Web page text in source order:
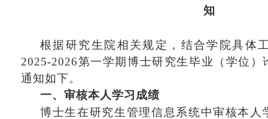
知
根据研究生 院相关规定 ，结合学院具体
2025-2026第一学期博士研究生毕业（学位）
通知如下。
一、审核本人学习成绩
博士生在研究生管理信息系统中审核本人